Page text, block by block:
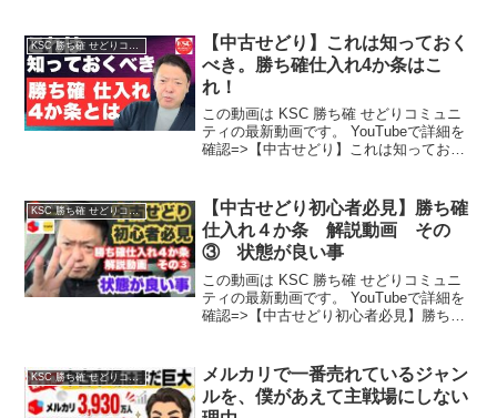
KSC 勝ち確 せどりコミュニティ
【中古せどり】これは知っておく
べき。勝ち確仕入れ4か条はこ
れ！
この動画は KSC 勝ち確 せどりコミュニ
ティの最新動画です。 YouTubeで詳細を
確認=>【中古せどり】これは知っておく
KSC 勝ち確 せどりコミュニティ
【中古せどり初心者必見】勝ち確
仕入れ４か条 解説動画 その
③ 状態が良い事
この動画は KSC 勝ち確 せどりコミュニ
ティの最新動画です。 YouTubeで詳細を
確認=>【中古せどり初心者必見】勝ち確
KSC 勝ち確 せどりコミュニティ
メルカリで一番売れているジャン
ルを、僕があえて主戦場にしない